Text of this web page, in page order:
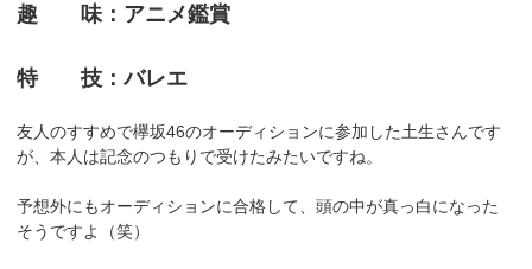
趣 味：アニメ鑑賞
特 技：バレエ
友人のすすめで欅坂46のオーディションに参加した土生さんです
が、本人は記念のつもりで受けたみたいですね。
予想外にもオーディションに合格して、頭の中が真っ白になった
そうですよ（笑）